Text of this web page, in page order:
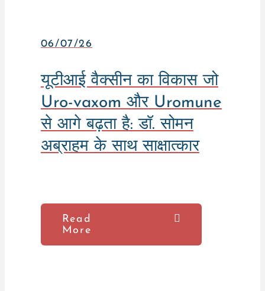
06/07/26
यूटीआई वैक्सीन का विकास जो
Uro-vaxom और Uromune
से आगे बढ़ता है: डॉ. सोमन
अब्राहम के साथ साक्षात्कार
Read
More